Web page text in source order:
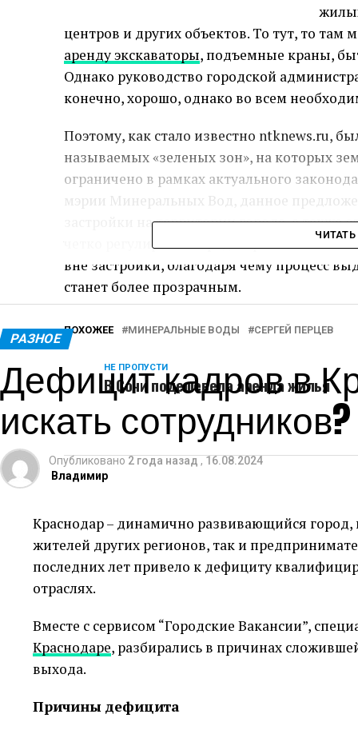
центров и других объектов. То тут, то
аренду экскаваторы, подъемные краны,
Однако руководство городской
конечно, хорошо, однако во всем
Поэтому, как стало известно ntknews.ru,
называемых «зеленых зон», на которых
ограничено в рамках актуального
мэрии Минеральных Вод, данное
застройки на территории города, а
четко регулировала градостроительство.
вне застройки, благодаря чему процесс
станет более прозрачным.
ПОХОЖЕЕ МИНЕРАЛЬНЫЕ ВОДЫ СЕРГЕЙ ПЕРЦЕВ
НЕ ПРОПУСТИ
В Сочи подешевела аренда жилья
РАЗНОЕ
Дефицит кадров в
искать сотрудников?
Опубликовано 2 года назад , 16.08.2024
Владимир
Краснодар – динамично развивающийся
жителей других регионов, так и
последних лет привело к дефициту
отраслях.
Вместе с сервисом “Городские Вакансии”,
Краснодаре, разбирались в причинах
выхода.
Причины дефицита